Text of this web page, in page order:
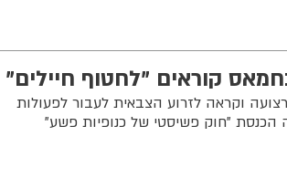
קוראים "לחטוף חיילים"
וקראה לזרוע הצבאית לעבור לפעולות
"חוק פשיסטי של כנופיות פשע"